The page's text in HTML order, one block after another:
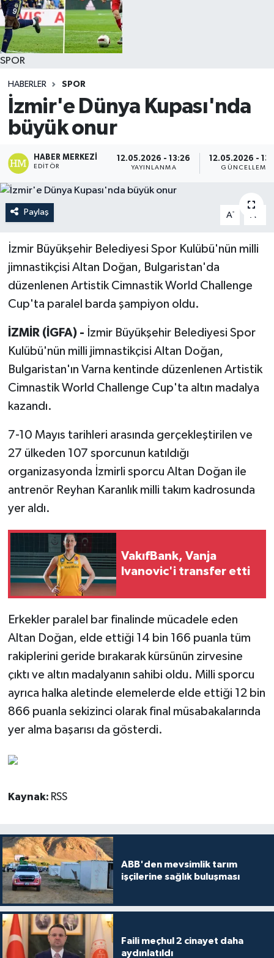
SPOR
HABERLER SPOR
İzmir'e Dünya Kupası'nda
büyük onur
HABER MERKEZI
EDITÖR
12.05.2026 - 13:26
YAYINLANMA
12.05.2026 -
GÜNCELLEME
Paylaş A- A
İzmir Büyükşehir Belediyesi Spor Kulübü'nün milli
jimnastikçisi Altan Doğan, Bulgaristan'da
düzenlenen Artistik Cimnastik World Challenge
Cup'ta paralel barda şampiyon oldu.
İZMİR (İGFA) - İzmir Büyükşehir Belediyesi Spor
Kulübü'nün milli jimnastikçisi Altan Doğan,
Bulgaristan'ın Varna kentinde düzenlenen Artistik
Cimnastik World Challenge Cup'ta altın madalya
kazandı.
7-10 Mayıs tarihleri arasında gerçekleştirilen ve
27 ülkeden 107 sporcunun katıldığı
organizasyonda İzmirli sporcu Altan Doğan ile
antrenör Reyhan Karanlık milli takım kadrosunda
yer aldı.
VakıfBank, Vanja
Ivanovic'i transfer etti
Erkekler paralel bar finalinde mücadele eden
Altan Doğan, elde ettiği 14 bin 166 puanla tüm
rakiplerini geride bırakarak kürsünün zirvesine
çıktı ve altın madalyanın sahibi oldu. Milli sporcu
ayrıca halka aletinde elemelerde elde ettiği 12 bin
866 puanla sekizinci olarak final müsabakalarında
yer alma başarısı da gösterdi.
Kaynak: RSS
ABB'den mevsimlik tarım
işçilerine sağlık buluşması
Faili meçhul 2 cinayet daha
aydınlatıldı